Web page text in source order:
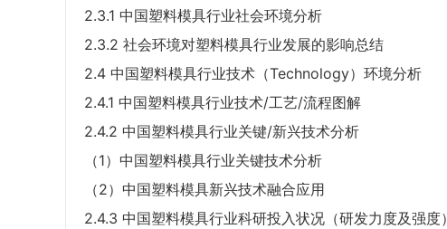
2.3.1 中国塑料模具行业社会环境分析
2.3.2 社会环境对塑料模具行业发展的影响总结
2.4 中国塑料模具行业技术（Technology）环境分析
2.4.1 中国塑料模具行业技术/工艺/流程图解
2.4.2 中国塑料模具行业关键/新兴技术分析
（1）中国塑料模具行业关键技术分析
（2）中国塑料模具新兴技术融合应用
2.4.3 中国塑料模具行业科研投入状况（研发力度及强度）